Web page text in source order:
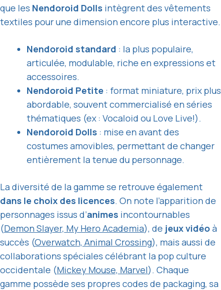
que les Nendoroid Dolls intègrent des vêtements
textiles pour une dimension encore plus interactive.
Nendoroid standard : la plus populaire,
articulée, modulable, riche en expressions et
accessoires.
Nendoroid Petite : format miniature, prix plus
abordable, souvent commercialisé en séries
thématiques (ex : Vocaloid ou Love Live!).
Nendoroid Dolls : mise en avant des
costumes amovibles, permettant de changer
entièrement la tenue du personnage.
La diversité de la gamme se retrouve également
dans le choix des licences. On note l’apparition de
personnages issus d’animes incontournables
(Demon Slayer, My Hero Academia), de jeux vidéo à
succès (Overwatch, Animal Crossing), mais aussi de
collaborations spéciales célébrant la pop culture
occidentale (Mickey Mouse, Marvel). Chaque
gamme possède ses propres codes de packaging, sa